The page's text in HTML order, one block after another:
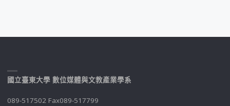
國立臺東大學 數位媒體與文教產業學系
089-517502 Fax089-517799